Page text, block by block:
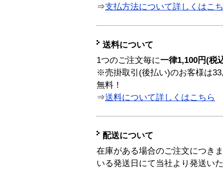
⇒支払方法について詳しくはこ
送料について
1つのご注文毎に一律1,100円(税
※売掛取引(後払い)のお客様は
無料！
⇒送料について詳しくはこちら
配送について
在庫がある場合のご注文につき
いる発送日にて当社より発送い